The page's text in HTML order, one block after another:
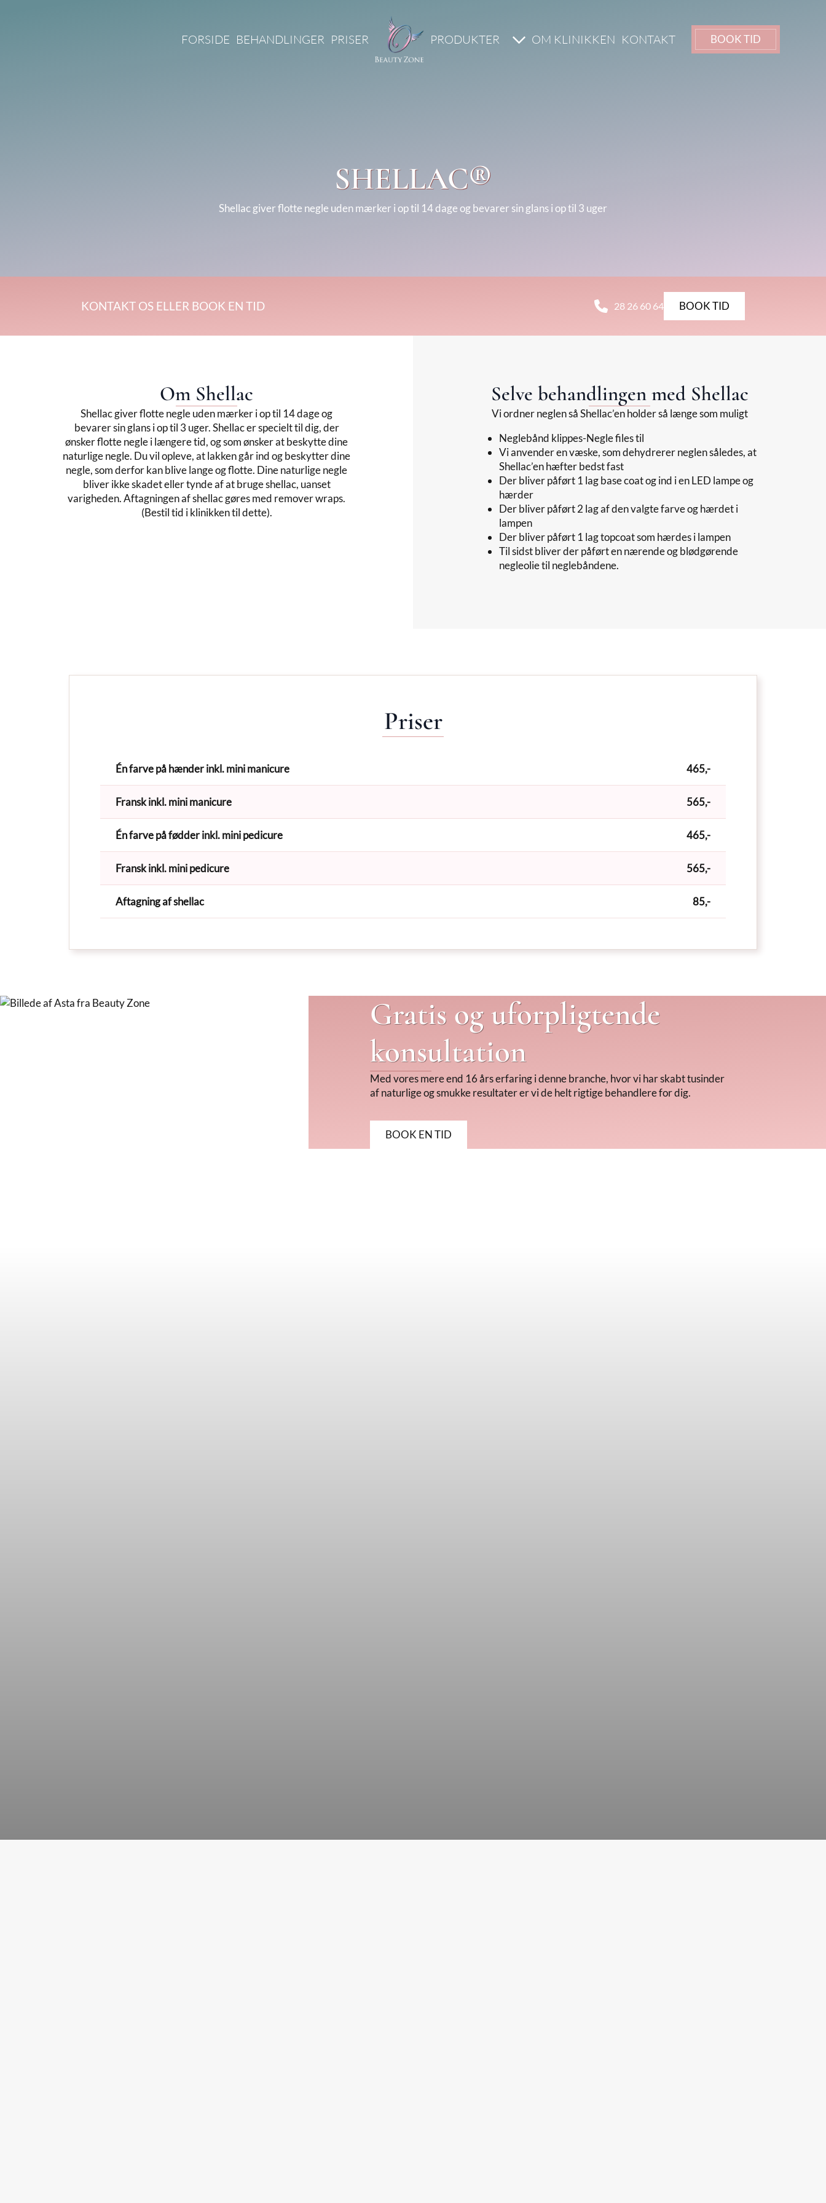
FORSIDE BEHANDLINGER PRISER PRODUKTER OM KLINIKKEN KONTAKT BOOK TID
SHELLAC®
Shellac giver flotte negle uden mærker i op til 14 dage og bevarer sin glans i op til 3 uger
KONTAKT OS ELLER BOOK EN TID 28 26 60 64 BOOK TID
Om Shellac
Shellac giver flotte negle uden mærker i op til 14 dage og
bevarer sin glans i op til 3 uger. Shellac er specielt til dig, der
ønsker flotte negle i længere tid, og som ønsker at beskytte dine
naturlige negle. Du vil opleve, at lakken går ind og beskytter dine
negle, som derfor kan blive lange og flotte. Dine naturlige negle
bliver ikke skadet eller tynde af at bruge shellac, uanset
varigheden. Aftagningen af shellac gøres med remover wraps.
(Bestil tid i klinikken til dette).
Selve behandlingen med Shellac
Vi ordner neglen så Shellac’en holder så længe som muligt
Neglebånd klippes-Negle files til
Vi anvender en væske, som dehydrerer neglen således, at
Shellac’en hæfter bedst fast
Der bliver påført 1 lag base coat og ind i en LED lampe og
hærder
Der bliver påført 2 lag af den valgte farve og hærdet i
lampen
Der bliver påført 1 lag topcoat som hærdes i lampen
Til sidst bliver der påført en nærende og blødgørende
negleolie til neglebåndene.
Priser
Én farve på hænder inkl. mini manicure 465,-
Fransk inkl. mini manicure 565,-
Én farve på fødder inkl. mini pedicure 465,-
Fransk inkl. mini pedicure 565,-
Aftagning af shellac 85,-
Gratis og uforpligtende
konsultation
Med vores mere end 16 års erfaring i denne branche, hvor vi har skabt tusinder
af naturlige og smukke resultater er vi de helt rigtige behandlere for dig.
BOOK EN TID